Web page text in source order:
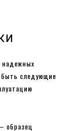
надежных
быть следующие
образец